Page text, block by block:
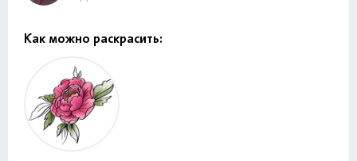
Как можно раскрасить: